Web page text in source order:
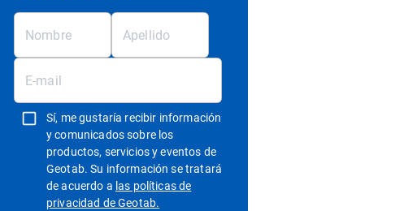
Sí, me gustaría recibir información
y comunicados sobre los
productos, servicios y eventos de
Geotab. Su información se tratará
de acuerdo a las políticas de
privacidad de Geotab.